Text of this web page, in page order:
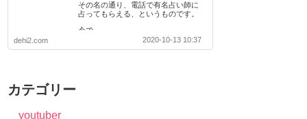
その名の通り、電話で有名占い師に
占ってもらえる、というものです。
今で…
dehi2.com
2020-10-13 10:37
カテゴリー
youtuber